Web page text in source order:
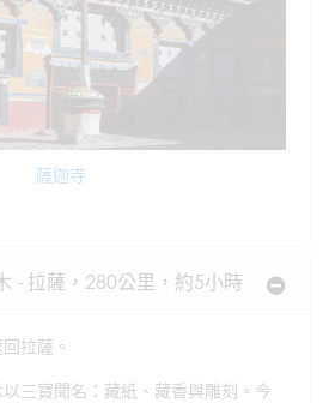
薩迦寺
- 拉薩，280公里，約5小時
拉薩。
三寶聞名：藏紙、藏香與雕刻。今